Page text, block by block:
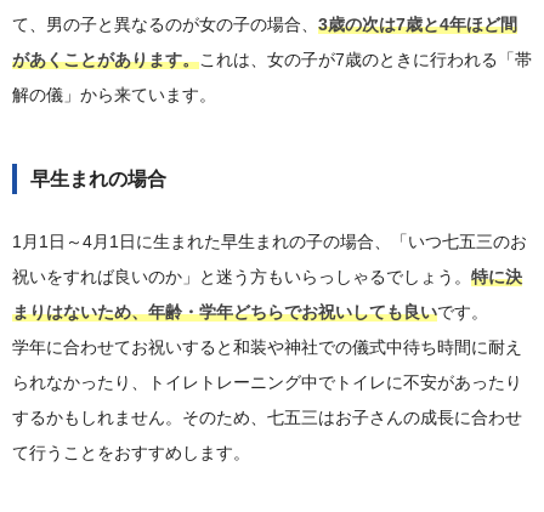
て、男の子と異なるのが女の子の場合、 3歳の次は7歳と4年ほど間
があくことがあります。これは、女の子が7歳のときに行われる「帯
解の儀」から来ています。
早生まれの場合
1月1日～4月1日に生まれた早生まれの子の場合、「いつ七五三のお
祝いをすれば良いのか」と迷う方もいらっしゃるでしょう。 特に決
まりはないため、年齢・学年どちらでお祝いしても良いです。
学年に合わせてお祝いすると和装や神社での儀式中待ち時間に耐え
られなかったり、トイレトレーニング中でトイレに不安があったり
するかもしれません。そのため、七五三はお子さんの成長に合わせ
て行うことをおすすめします。